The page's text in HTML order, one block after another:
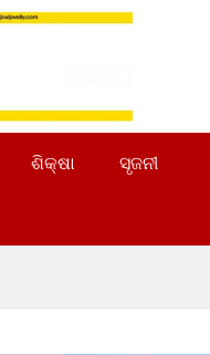
ଶିକ୍ଷା ସୃଜନୀ